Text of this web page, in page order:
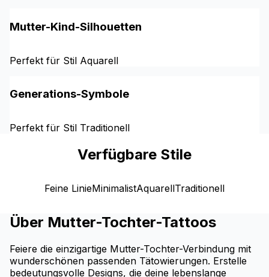
Mutter-Kind-Silhouetten
Perfekt für Stil Aquarell
Generations-Symbole
Perfekt für Stil Traditionell
Verfügbare Stile
Feine LinieMinimalistAquarellTraditionell
Über Mutter-Tochter-Tattoos
Feiere die einzigartige Mutter-Tochter-Verbindung mit
wunderschönen passenden Tätowierungen. Erstelle
bedeutungsvolle Designs, die deine lebenslange